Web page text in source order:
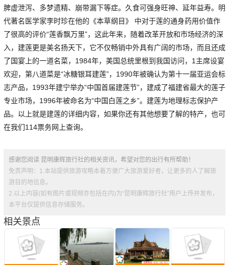
脾虚泄泻、多梦遗精、崩带漏下等症。久食可强身旺神、延年益寿。明
代著名医学家李时珍在他的《本草纲目》 中对于莲的通身药用价值作
了很高的评价“莲香飘万里”，这此年来，随着改革开放和市场经济的深
入，建莲更是美名扬天下，它不仅畅销中外具有广阔的市场，而且还成
了国宴上的一道名菜，1984年，美国总统里根到我国访问，1主席设宴
欢迎，第八道菜是“冰糖银耳建莲”，1990年被确认为第十一届亚运会标
志产品，1993年建宁举办“中国首届建莲节”，建成了福建省最大的莲子
专业市场，1996年被命名为“中国白莲之乡”。建莲为地理标志保护产
品。以上就是建莲的详细内容，如果你还有其他想要了解的特产，也可
在我们114票务网上查询。
感谢您阅读 昆明康辉旅行社的相关资讯，希望对您的出行有所帮助！
免责声明：1.本站提供旅游攻略本着方便广大旅游爱好者，让更多的人了解旅
游目的地信息。
2.以上内容(如有图片或视频亦包括在内)为“昆明康辉旅行社”用户上传并发布，
本平台仅提供信息存储服务。
相关景点